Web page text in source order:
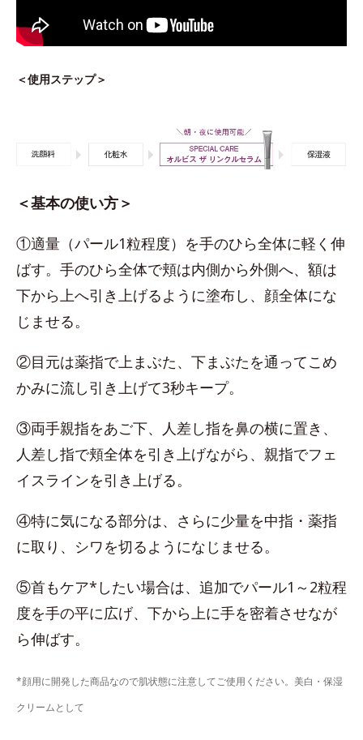
＜使用ステップ＞
＜基本の使い方＞
①適量（パール1粒程度）を手のひら全体に軽く伸
ばす。手のひら全体で頬は内側から外側へ、額は
下から上へ引き上げるように塗布し、顔全体にな
じませる。
②目元は薬指で上まぶた、下まぶたを通ってこめ
かみに流し引き上げて3秒キープ。
③両手親指をあご下、人差し指を鼻の横に置き、
人差し指で頬全体を引き上げながら、親指でフェ
イスラインを引き上げる。
④特に気になる部分は、さらに少量を中指・薬指
に取り、シワを切るようになじませる。
⑤首もケア*したい場合は、追加でパール1～2粒程
度を手の平に広げ、下から上に手を密着させなが
ら伸ばす。
*顔用に開発した商品なので肌状態に注意してご使用ください。美白・保湿
クリームとして